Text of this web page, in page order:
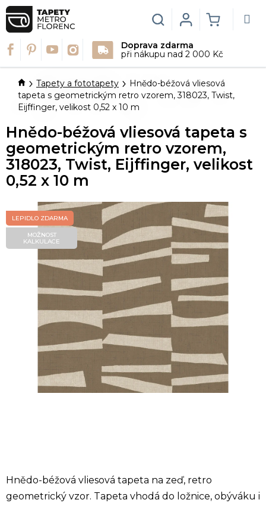
Přejít
na
obsah
Doprava zdarma
při nákupu nad 2 000 Kč
Hledat
KOŠÍK
Login
DomůTapety a fototapety
Hnědo-béžová vliesová
tapeta s geometrickým retro vzorem, 318023, Twist,
Eijffinger, velikost 0,52 x 10 m
Hnědo-béžová vliesová tapeta na zeď, retro
geometrický vzor. Tapeta vhodá do ložnice, obýváku i
Hnědo-béžová vliesová tapeta s
geometrickým retro vzorem,
318023, Twist, Eijffinger, velikost
0,52 x 10 m
LEPIDLO ZDARMA
MOŽNOST
KALKULACE